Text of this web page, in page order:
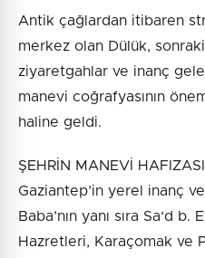
Antik çağlardan itibaren
merkez olan Dülük,
ziyaretgahlar ve inanç
manevi coğrafyasının
haline geldi.
ŞEHRİN MANEVİ
Gaziantep’in yerel inanç
Baba’nın yanı sıra Sa‘d
Hazretleri, Karaçomak ve